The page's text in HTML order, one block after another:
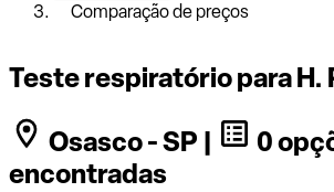
Comparação de preços
Teste respiratório para H.
Osasco - SP |
0
encontradas